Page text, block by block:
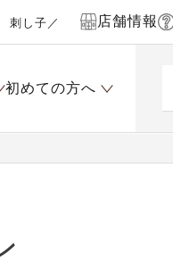
刺し子／ 店舗情報
初めての方へ